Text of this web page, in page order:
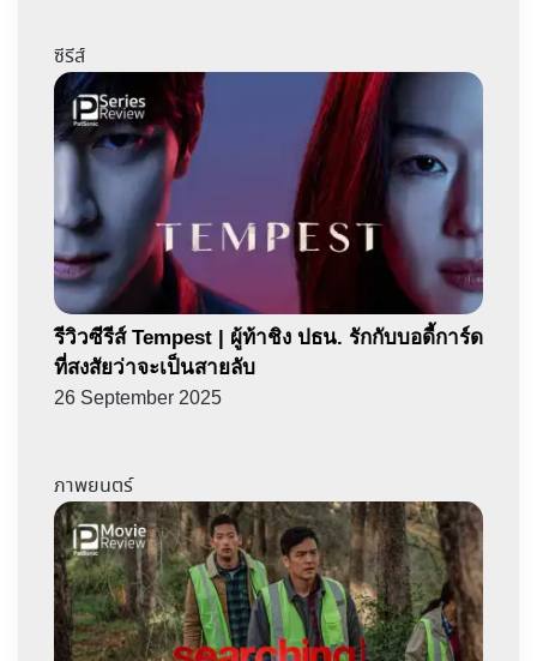
ซีรีส์
รีวิวซีรีส์ Tempest | ผู้ท้าชิง ปธน. รักกับบอดี้การ์ด
ที่สงสัยว่าจะเป็นสายลับ
26 September 2025
ภาพยนตร์